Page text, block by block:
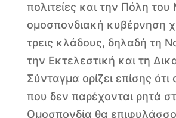
πολιτείες και την Πόλη
ομοσπονδιακή κυβέρνηση
τρεις κλάδους, δηλαδή τη
την Εκτελεστική και τη
Σύνταγμα ορίζει επίσης ότι
που δεν παρέχονται ρητά
Ομοσπονδία θα